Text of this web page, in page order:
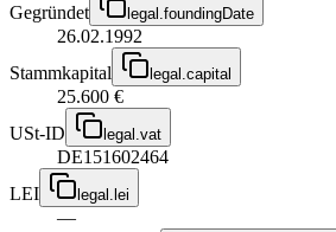
Gegründet
legal.foundingDate
26.02.1992
Stammkapital
legal.capital
25.600 €
USt-ID
legal.vat
DE151602464
LEI
legal.lei
—